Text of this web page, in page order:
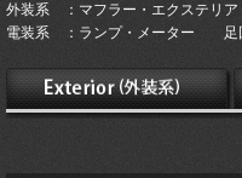
外装系 ：マフラー・エクステリ
電装系 ：ランプ・メーター 足